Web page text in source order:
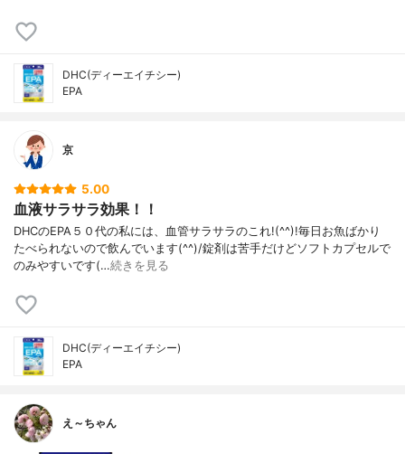
DHC(ディーエイチシー)
EPA
京
5.00
血液サラサラ効果！！
DHCのEPA５０代の私には、血管サラサラのこれ!(^^)!毎日お魚ばかり
たべられないので飲んでいます(^^)/錠剤は苦手だけどソフトカプセルで
のみやすいです(…続きを見る
DHC(ディーエイチシー)
EPA
え～ちゃん